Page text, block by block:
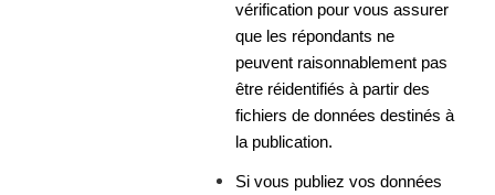
vérification pour vous assurer
que les répondants ne
peuvent raisonnablement pas
être réidentifiés à partir des
fichiers de données destinés à
la publication.
Si vous publiez vos données